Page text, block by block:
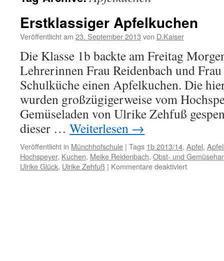
Erstklassiger Apfelkuchen
Veröffentlicht am 23. September 2013 von D.Kaiser
Die Klasse 1b backte am Freitag
Lehrerinnen Frau Reidenbach und
Schulküche einen Apfelkuchen. Die
wurden großzügigerweise vom
Gemüseladen von Ulrike Zehfuß
dieser … Weiterlesen →
Veröffentlicht in Münchhofschule | Tags 1b 2013/14, Apfel,
Hochspeyer, Kuchen, Meike Reidenbach, Obst- und
Ulrike Glück, Ulrike Zehfuß | Kommentare deaktiviertfür